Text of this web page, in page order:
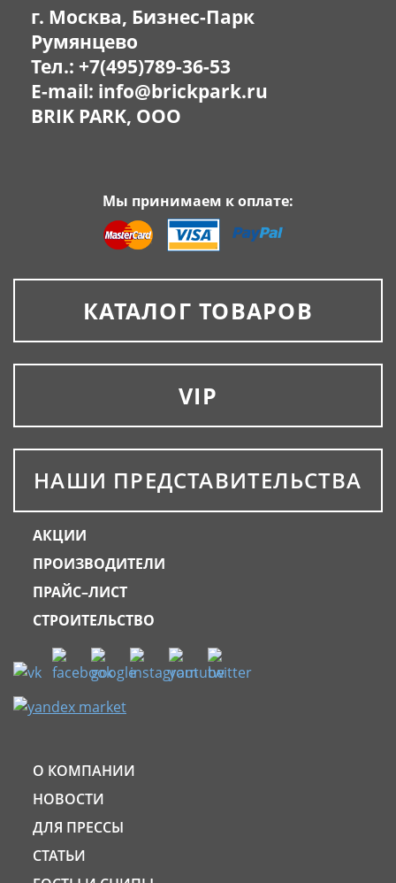
г. Москва, Бизнес-Парк
Румянцево
Тел.: +7(495)789-36-53
E-mail: info@brickpark.ru
BRIK PARK, OOO
Мы принимаем к оплате:
КАТАЛОГ ТОВАРОВ
VIP
НАШИ ПРЕДСТАВИТЕЛЬСТВА
АКЦИИ
ПРОИЗВОДИТЕЛИ
ПРАЙС–ЛИСТ
СТРОИТЕЛЬСТВО
О КОМПАНИИ
НОВОСТИ
ДЛЯ ПРЕССЫ
СТАТЬИ